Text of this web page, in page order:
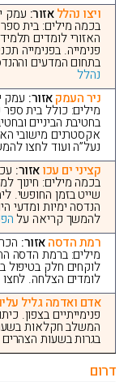
ויצו נהללאזור: עמק
בכמה מילים: בית
פנימייה. בפנימייה
בתחום המדעים
נהלל
ניר העמקאזור: עמק
בחטיבת הביניים
אקסטרנים מישובי
נעל”ה ועוד לחצו
קציני ים עכואזור:
בכמה מילים: חינוך
שייט בזמן החופשי.
הנדסה ימיות ומדעי
להמשך קריאה על
רמת הדסהאזור:
מילים: ברמת הדסה
לוקחים חלק בטיפול
לומדים הצלחה.
אדם ואדמה גליל
פנימייתיים בצפון.
המשלב חקלאות
בגרות בשעות
דרום